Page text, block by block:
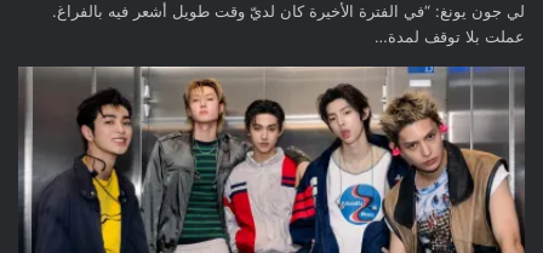
لي جون يونغ: “في الفترة الأخيرة كان لديّ وقت طويل أشعر فيه بالفراغ.
عملت بلا توقف لمدة…